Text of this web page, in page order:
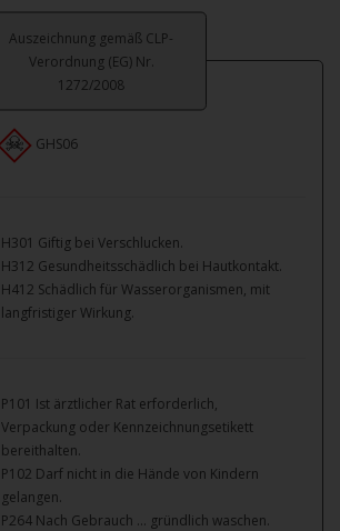
Auszeichnung gemäß CLP-
Verordnung (EG) Nr.
1272/2008
GHS06
H301 Giftig bei Verschlucken.
H312 Gesundheitsschädlich bei Hautkontakt.
H412 Schädlich für Wasserorganismen, mit
langfristiger Wirkung.
P101 Ist ärztlicher Rat erforderlich,
Verpackung oder Kennzeichnungsetikett
bereithalten.
P102 Darf nicht in die Hände von Kindern
gelangen.
P264 Nach Gebrauch … gründlich waschen.